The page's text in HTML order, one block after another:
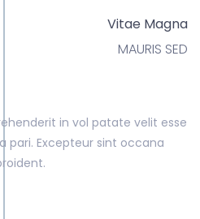
Vitae Magna
MAURIS SED
in vol patate velit esse
pari. Excepteur sint occana